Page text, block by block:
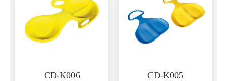
CD-K006 CD-K005